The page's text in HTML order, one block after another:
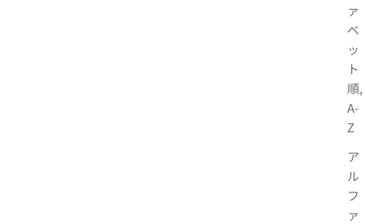
ァ
ベ
ッ
ト
順,
A-
Z
ア
ル
フ
ァ